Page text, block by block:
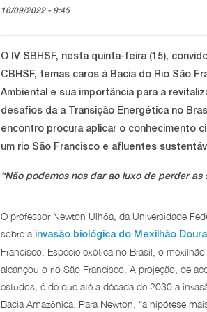
16/09/2022 - 9:45
O IV SBHSF, nesta quinta-feira (15),
CBHSF, temas caros à Bacia do Rio São
Ambiental e sua importância para a
desafios da a Transição Energética no
encontro procura aplicar o conhecimento
um rio São Francisco e afluentes
“Não podemos nos dar ao luxo de perder as
O professor Newton Ulhôa, da Universidade
sobre a invasão biológica do Mexilhão
Francisco. Espécie exótica no Brasil, o
alcançou o rio São Francisco. A projeção, de
estudos, é de que até a década de 2030 a
Bacia Amazônica. Para Newton, “a hipótese